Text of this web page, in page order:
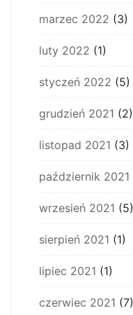
marzec 2022 (3)
luty 2022 (1)
styczeń 2022 (5)
grudzień 2021 (2)
listopad 2021 (3)
październik 2021
wrzesień 2021 (5)
sierpień 2021 (1)
lipiec 2021 (1)
czerwiec 2021 (7)